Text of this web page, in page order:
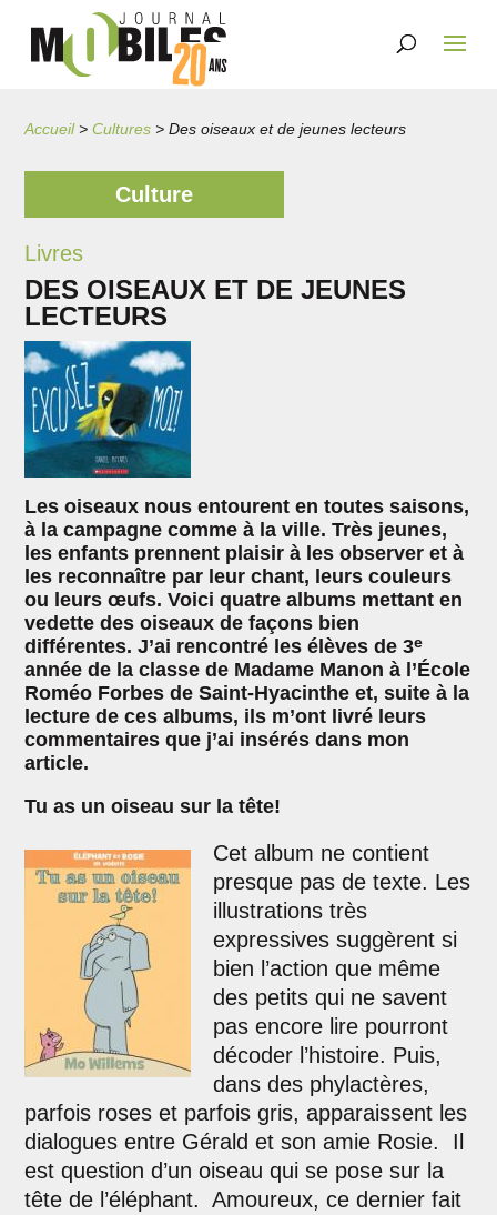
Accueil>Cultures >Des oiseaux et de jeunes lecteurs
Culture
Livres
DES OISEAUX ET DE JEUNES
LECTEURS
Les oiseaux nous entourent en toutes saisons,
à la campagne comme à la ville. Très jeunes,
les enfants prennent plaisir à les observer et à
les reconnaître par leur chant, leurs couleurs
ou leurs œufs. Voici quatre albums mettant en
vedette des oiseaux de façons bien
différentes. J’ai rencontré les élèves de 3e
année de la classe de Madame Manon à l’École
Roméo Forbes de Saint-Hyacinthe et, suite à la
lecture de ces albums, ils m’ont livré leurs
commentaires que j’ai insérés dans mon
article.
Tu as un oiseau sur la tête!
Cet album ne contient
presque pas de texte. Les
illustrations très
expressives suggèrent si
bien l’action que même
des petits qui ne savent
pas encore lire pourront
décoder l’histoire. Puis,
dans des phylactères,
parfois roses et parfois gris, apparaissent les
dialogues entre Gérald et son amie Rosie. Il
est question d’un oiseau qui se pose sur la
tête de l’éléphant. Amoureux, ce dernier fait